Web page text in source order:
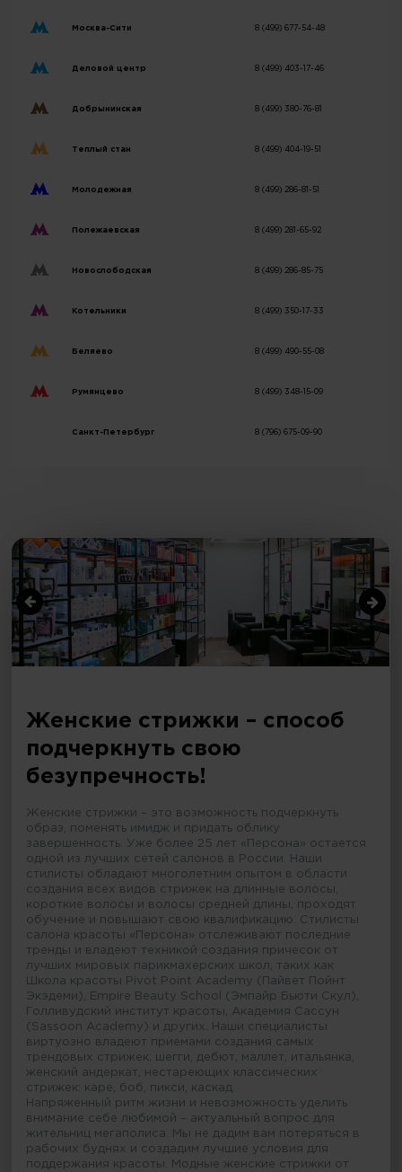
Москва-Сити 8 (499) 677-54-48
Деловой центр 8 (499) 403-17-46
Добрынинская 8 (499) 380-76-81
Теплый стан 8 (499) 404-19-51
Молодежная 8 (499) 286-81-51
Полежаевская 8 (499) 281-65-92
Новослободская 8 (499) 286-85-75
Котельники 8 (499) 350-17-33
Беляево 8 (499) 490-55-08
Румянцево 8 (499) 348-15-09
Санкт-Петербург 8 (796) 675-09-90
Женские стрижки – способ
подчеркнуть свою
безупречность!
Женские стрижки – это возможность подчеркнуть
образ, поменять имидж и придать облику
завершенность. Уже более 25 лет «Персона» остается
одной из лучших сетей салонов в России. Наши
стилисты обладают многолетним опытом в области
создания всех видов стрижек на длинные волосы,
короткие волосы и волосы средней длины, проходят
обучение и повышают свою квалификацию. Стилисты
салона красоты «Персона» отслеживают последние
тренды и владеют техникой создания причесок от
лучших мировых парикмахерских школ, таких как
Школа красоты Pivot Point Academy (Пайвет Пойнт
Экэдеми), Empire Beauty School (Эмпайр Бьюти Скул),
Голливудский институт красоты, Академия Сассун
(Sassoon Academy) и других. Наши специалисты
виртуозно владеют приемами создания самых
трендовых стрижек: шегги, дебют, маллет, итальянка,
женский андеркат, нестареющих классических
стрижек: каре, боб, пикси, каскад.
Напряженный ритм жизни и невозможность уделить
внимание себе любимой – актуальный вопрос для
жительниц мегаполиса. Мы не дадим вам потеряться в
рабочих буднях и создадим лучшие условия для
поддержания красоты. Модные женские стрижки от